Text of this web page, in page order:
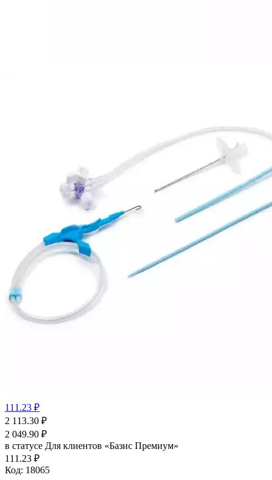
111.23 ₽
2 113.30 ₽
2 049.90 ₽
в статусе Для клиентов «Базис Премиум»
111.23 ₽
Код: 18065